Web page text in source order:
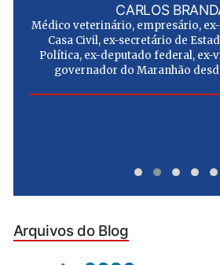
CARLOS
Médico veterinário, empresário,
Casa Civil, ex-secretário de
Política, ex-deputado federal, ex-
governador do Maranhão
Arquivos do Blog